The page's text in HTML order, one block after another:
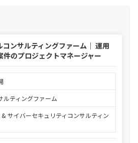
コンサルティングファーム｜ 運用
件のプロジェクトマネージャー
ルティングファーム
& サイバーセキュリティコンサルティン